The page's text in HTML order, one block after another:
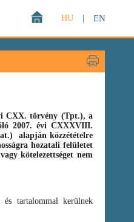
EN
HU
CXX. törvény (Tpt.), a
2007. évi CXXXVIII.
alapján közzétételre
hozatali felületet
kötelezettséget nem
és tartalommal kerülnek